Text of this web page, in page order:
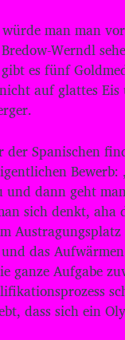
man man
Werndl
es fünf
auf glattes
der Spanischen
dann geht
sich denkt, aha
das
ganze Aufgabe
dass sich ein